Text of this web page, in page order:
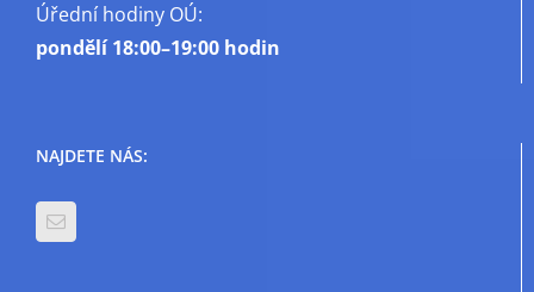
Úřední hodiny OÚ:
pondělí18:00–19:00 hodin
NAJDETE NÁS: